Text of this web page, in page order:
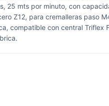
25 mts por minuto, con
Z12, para cremalleras paso
compatible con central Triflex